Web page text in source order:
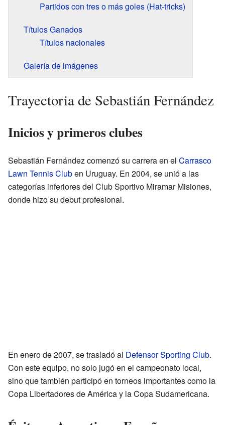
Partidos con tres o más goles (Hat-tricks)
Títulos Ganados
Títulos nacionales
Galería de imágenes
Trayectoria de Sebastián Fernández
Inicios y primeros clubes
Sebastián Fernández comenzó su carrera en el Carrasco
Lawn Tennis Cluben Uruguay. En 2004, se unió a las
categorías inferiores del Club Sportivo Miramar Misiones,
donde hizo su debut profesional.
En enero de 2007, se trasladó al Defensor Sporting Club.
Con este equipo, no solo jugó en el campeonato local,
sino que también participó en torneos importantes como la
Copa Libertadores de América y la Copa Sudamericana.